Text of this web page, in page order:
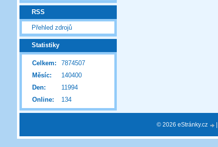
RSS
Přehled zdrojů
Statistiky
Online: 134
Celkem:
7874507
Měsíc:
140400
Den:
11994
© 2026 eStránky.cz